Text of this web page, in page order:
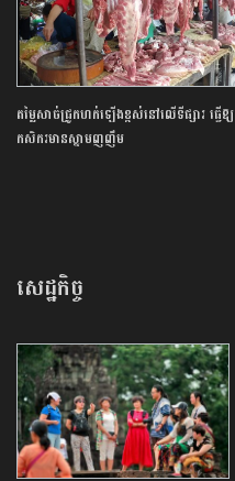
តម្លៃ​សាច់​ជ្រូក​ហក់​ឡើង​ខ្ពស់​នៅលើ​ទីផ្សារ​ ធ្វើឱ្យ​
កសិករ​មាន​ស្នាមញញឹម​
សេដ្ឋកិច្ច